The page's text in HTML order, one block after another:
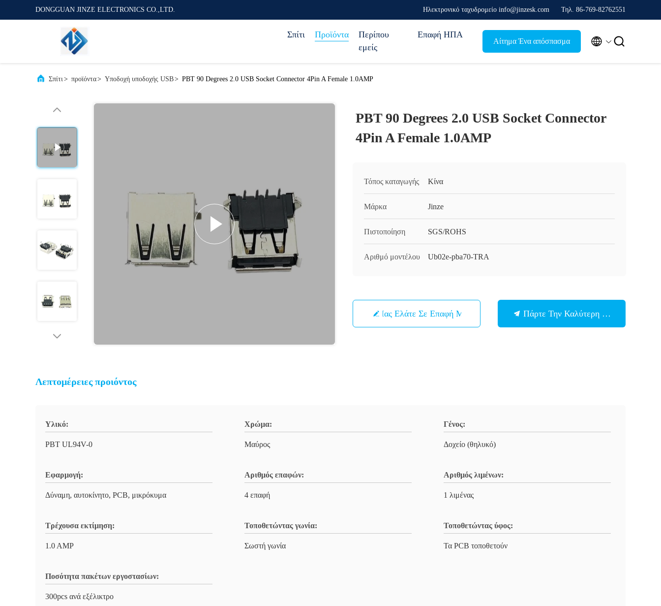
DONGGUAN JINZE ELECTRONICS CO.,LTD. Ηλεκτρονικό ταχυδρομείο info@jinzesk.com Τηλ. 86-769-82762551
Σπίτι Προϊόντα
Περίπου
εμείς
Επαφή ΗΠΑ
Αίτημα Ένα απόσπασμα  
Σπίτι> προϊόντα> Υποδοχή υποδοχής USB> PBT 90 Degrees 2.0 USB Socket Connector 4Pin A Female 1.0AMP
PBT 90 Degrees 2.0 USB Socket Connector
4Pin A Female 1.0AMP
Τόπος καταγωγής Κίνα
Μάρκα Jinze
Πιστοποίηση SGS/ROHS
Αριθμό μοντέλου Ub02e-pba70-TRA
Μας Ελάτε Σε Επαφή Με Πάρτε Την Καλύτερη Τιμή
Λεπτομέρειες προιόντος
Υλικό:
PBT UL94V-0
Χρώμα:
Μαύρος
Γένος:
Δοχείο (θηλυκό)
Εφαρμογή:
Δύναμη, αυτοκίνητο, PCB, μικρόκυμα
Αριθμός επαφών:
4 επαφή
Αριθμός λιμένων:
1 λιμένας
Τρέχουσα εκτίμηση:
1.0 AMP
Τοποθετώντας γωνία:
Σωστή γωνία
Τοποθετώντας ύφος:
Τα PCB τοποθετούν
Ποσότητα πακέτων εργοστασίων:
300pcs ανά εξέλικτρο